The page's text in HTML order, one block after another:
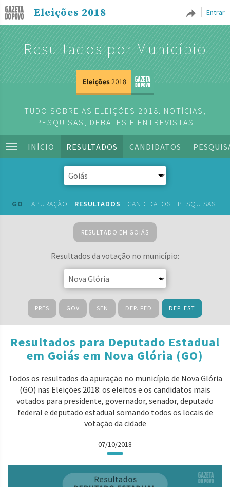
Entrar
Eleições 2018
Resultados por Município
TUDO SOBRE AS ELEIÇÕES 2018: NOTÍCIAS,
PESQUISAS, DEBATES E ENTREVISTAS
INÍCIO RESULTADOS CANDIDATOS
GO APURAÇÃO RESULTADOS CANDIDATOS PESQUISAS
RESULTADO EM GOIÁS
Resultados da votação no município:
PRES GOV SEN DEP. FED DEP. EST
Resultados para Deputado Estadual
em Goiás em Nova Glória (GO)
Todos os resultados da apuração no município de Nova Glória
(GO) nas Eleições 2018: os eleitos e os candidatos mais
votados para presidente, governador, senador, deputado
federal e deputado estadual somando todos os locais de
votação da cidade
07/10/2018